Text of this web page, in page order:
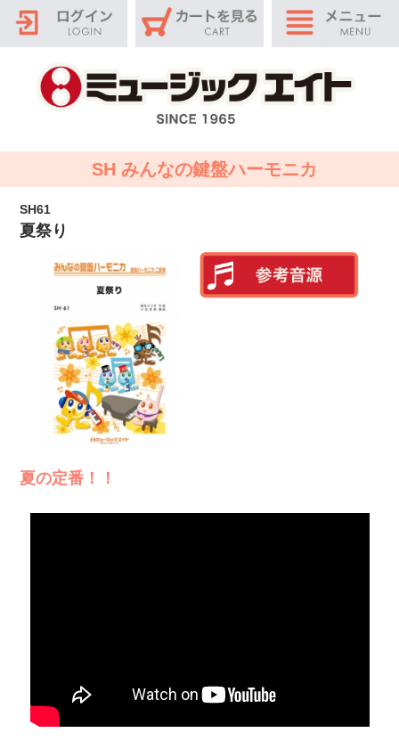
SH みんなの鍵盤ハーモニカ
SH61
夏祭り
夏の定番！！